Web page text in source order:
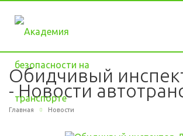
Обидчивый
- Новости
Главная Новости